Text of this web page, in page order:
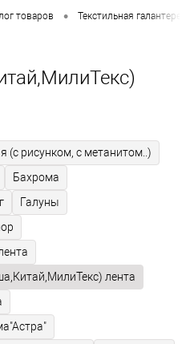
товаров • Текстильная
(с рисунком, с метанитом..)
Бахрома
Галуны
лента